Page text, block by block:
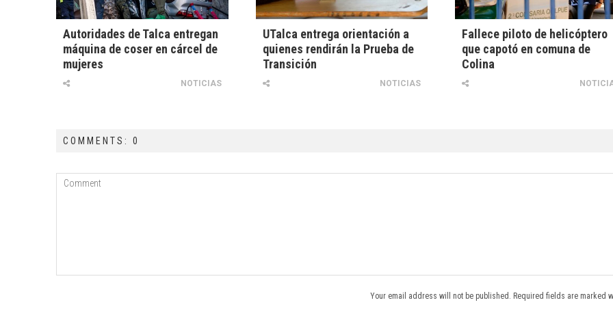
Autoridades de Talca entregan
máquina de coser en cárcel de
mujeres
NOTICIAS
UTalca entrega orientación a
quienes rendirán la Prueba de
Transición
NOTICIAS
Fallece piloto de helicóptero
que capotó en comuna de
Colina
COMMENTS: 0
Your email address will not be published. Required fields are marked